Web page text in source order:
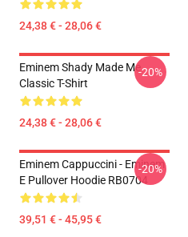
24,38 € - 28,06 €
Eminem Shady Made Me
Classic T-Shirt
24,38 € - 28,06 €
-20%
Eminem Cappuccini - Eminem
E Pullover Hoodie RB0704
39,51 € - 45,95 €
-20%